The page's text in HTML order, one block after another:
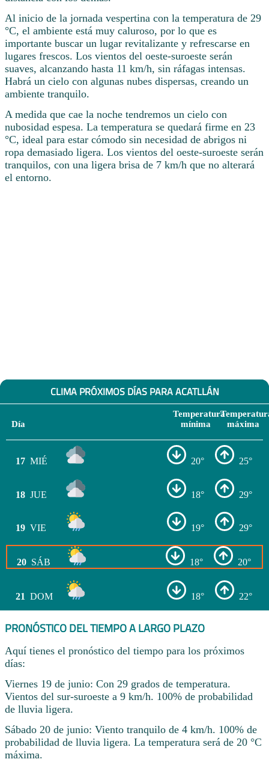
Al inicio de la jornada vespertina con la temperatura de 29
°C, el ambiente está muy caluroso, por lo que es
importante buscar un lugar revitalizante y refrescarse en
lugares frescos. Los vientos del oeste-suroeste serán
suaves, alcanzando hasta 11 km/h, sin ráfagas intensas.
Habrá un cielo con algunas nubes dispersas, creando un
ambiente tranquilo.
A medida que cae la noche tendremos un cielo con
nubosidad espesa. La temperatura se quedará firme en 23
°C, ideal para estar cómodo sin necesidad de abrigos ni
ropa demasiado ligera. Los vientos del oeste-suroeste serán
tranquilos, con una ligera brisa de 7 km/h que no alterará
el entorno.
CLIMA PRÓXIMOS DÍAS PARA ACATLLÁN
Día
Temperatura
mínima
máxima
17 MIÉ 20° 25°
18 JUE 18° 29°
19 VIE 19° 29°
20 SÁB 18° 20°
21 DOM 18° 22°
PRONÓSTICO DEL TIEMPO A LARGO PLAZO
Aquí tienes el pronóstico del tiempo para los próximos
días:
Viernes 19 de junio: Con 29 grados de temperatura.
Vientos del sur-suroeste a 9 km/h. 100% de probabilidad
de lluvia ligera.
Sábado 20 de junio: Viento tranquilo de 4 km/h. 100% de
probabilidad de lluvia ligera. La temperatura será de 20 °C
máxima.